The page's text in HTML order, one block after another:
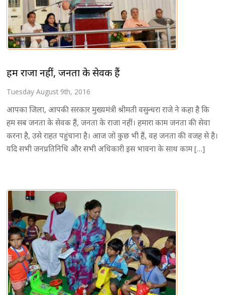
हम राजा नहीं, जनता के सेवक हैं
Tuesday August 9th, 2016
आपका जिला, आपकी सरकार मुख्यमंत्री श्रीमती वसुन्धरा राजे ने कहा है कि
हम सब जनता के सेवक हैं, जनता के राजा नहीं। हमारा काम जनता की सेवा
करना है, उसे राहत पहुंचाना है। आज जो कुछ भी हैं, वह जनता की वजह से है।
यदि सभी जनप्रतिनिधि और सभी अधिकारी इस भावना के साथ काम […]